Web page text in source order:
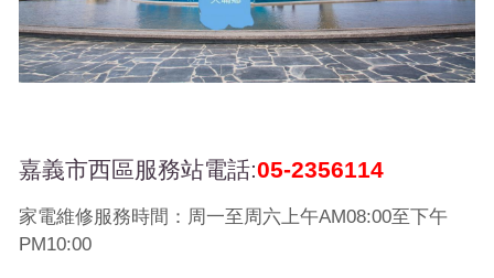
嘉義市西區服務站電話:05-2356114
家電維修服務時間：周一至周六上午AM08:00至下午
PM10:00